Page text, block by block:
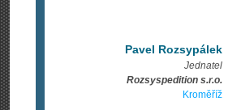
Pavel Rozsypálek
Jednatel
Rozsyspedition s.r.o.
Kroměříž